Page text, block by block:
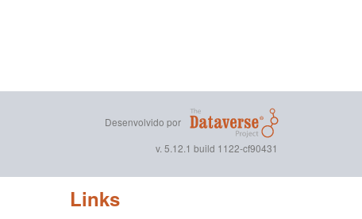
Desenvolvido por
v. 5.12.1 build 1122-cf90431
Links